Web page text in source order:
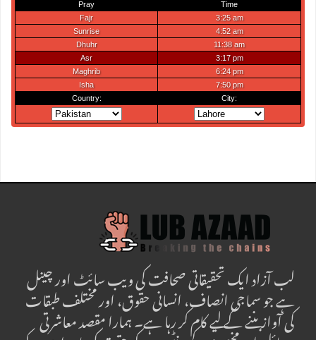
لب آزاد ایک تحقیقاتی صحافت کی ویب سائٹ اور چینل
ہے جو سماجی انصاف، انسانی حقوق، اور مختلف طبقات
کی آواز بننے کے لیے کام کر رہا ہے۔ ہمارا مقصد معاشرتی